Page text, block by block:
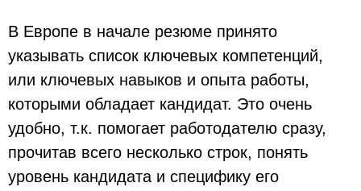
В Европе в начале резюме принято
указывать список ключевых компетенций,
или ключевых навыков и опыта работы,
которыми обладает кандидат. Это очень
удобно, т.к. помогает работодателю сразу,
прочитав всего несколько строк, понять
уровень кандидата и специфику его